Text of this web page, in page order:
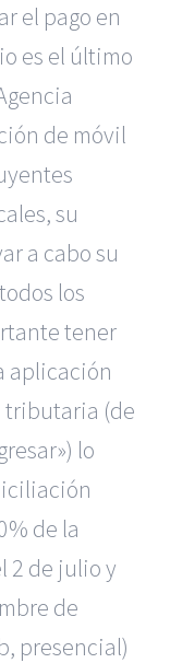
el pago en
es el último
de móvil
su
a cabo su
los
tener
aplicación
tributaria (de
lo
de la
2 de julio y
de
presencial)